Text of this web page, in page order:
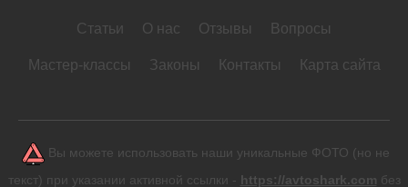
Статьи О нас Отзывы Вопросы
Мастер-классы Законы Контакты Карта сайта
Вы можете использовать наши уникальные ФОТО (но не
текст) при указании активной ссылки - https://avtoshark.com без